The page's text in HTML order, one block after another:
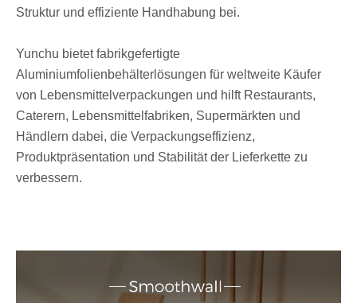
Struktur und effiziente Handhabung bei.
Yunchu bietet fabrikgefertigte
Aluminiumfolienbehälterlösungen für weltweite Käufer
von Lebensmittelverpackungen und hilft Restaurants,
Caterern, Lebensmittelfabriken, Supermärkten und
Händlern dabei, die Verpackungseffizienz,
Produktpräsentation und Stabilität der Lieferkette zu
verbessern.